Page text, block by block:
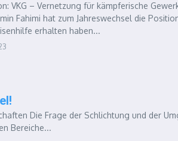
VKG – Vernetzung für kämpferische
Fahimi hat zum Jahreswechsel die
erhalten haben...
Die Frage der Schlichtung und der
Bereiche...